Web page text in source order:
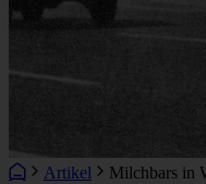
Artikel Milchbars in